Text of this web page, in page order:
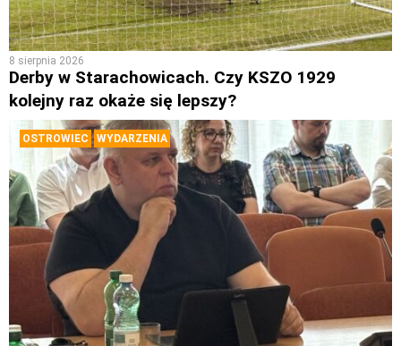
8 sierpnia 2026
Derby w Starachowicach. Czy KSZO 1929
kolejny raz okaże się lepszy?
OSTROWIEC WYDARZENIA